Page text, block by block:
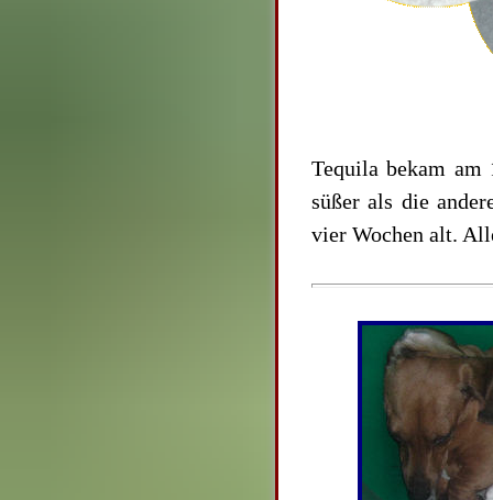
Tequila bekam am
süßer als die
vier Wochen alt.